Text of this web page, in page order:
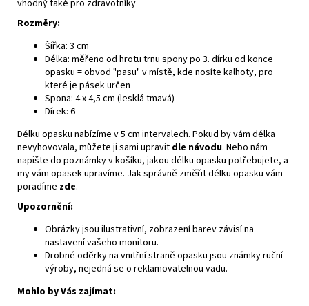
vhodný také pro zdravotníky
Rozměry:
Šířka: 3 cm
Délka: měřeno od hrotu trnu spony po 3. dírku od konce
opasku = obvod "pasu" v místě, kde nosíte kalhoty, pro
které je pásek určen
Spona: 4 x 4,5 cm (lesklá tmavá)
Dírek: 6
Délku opasku nabízíme v 5 cm intervalech. Pokud by vám délka
nevyhovovala, můžete ji sami upravit dle návodu. Nebo nám
napište do poznámky v košíku, jakou délku opasku potřebujete, a
my vám opasek upravíme. Jak správně změřit délku opasku vám
poradíme zde.
Upozornění:
Obrázky jsou ilustrativní, zobrazení barev závisí na
nastavení vašeho monitoru.
Drobné oděrky na vnitřní straně opasku jsou známky ruční
výroby, nejedná se o reklamovatelnou vadu.
Mohlo by Vás zajímat: